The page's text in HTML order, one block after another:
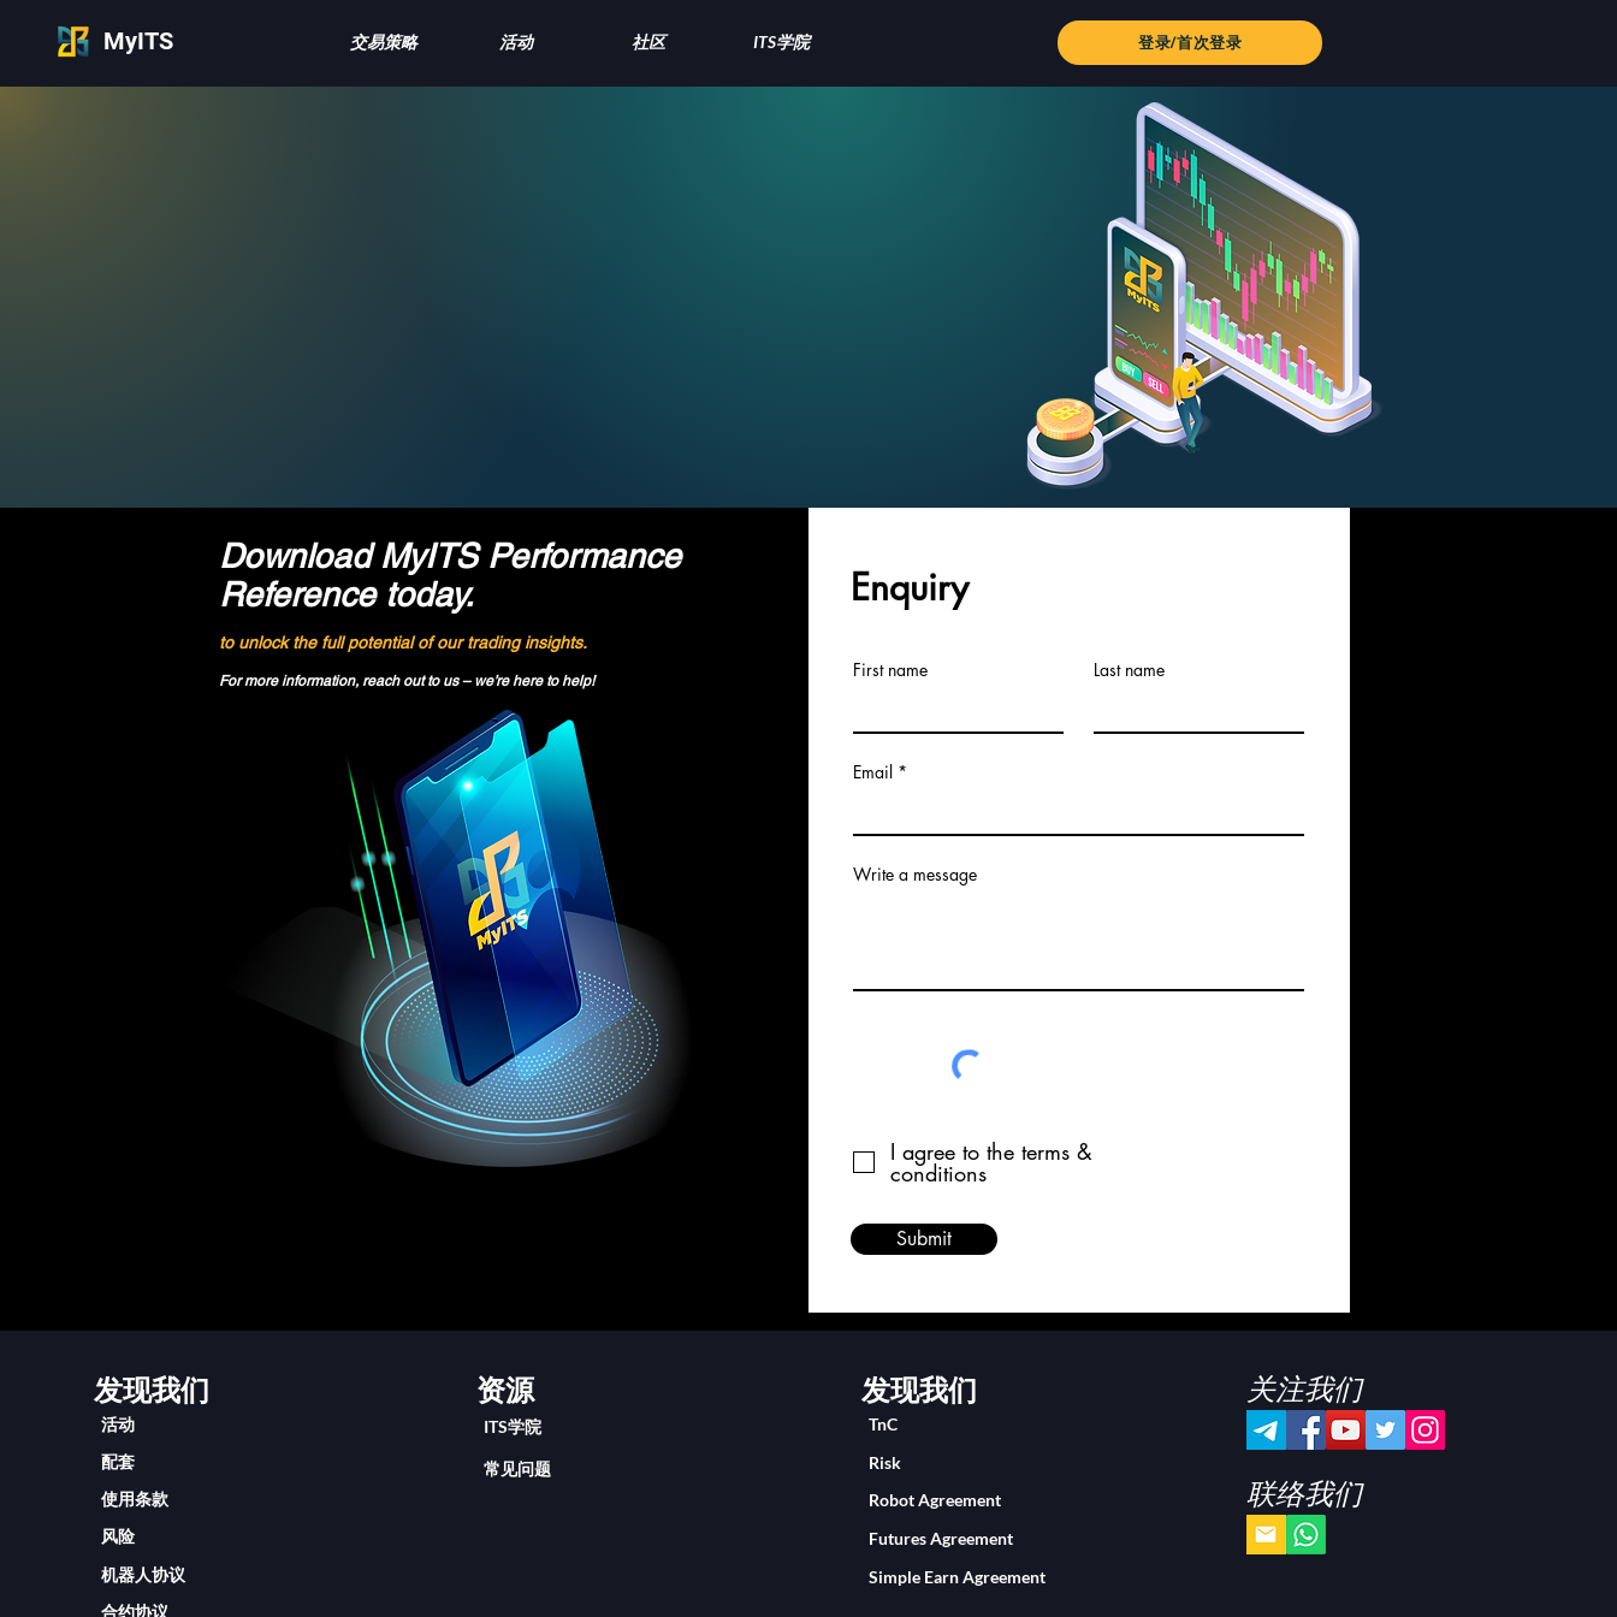
MyITS 交易策略 活动 社区 ITS学院 登录/首次登录
Download MyITS Performance
Reference today.
to unlock the full potential of our trading insights.
For more information, reach out to us – we’re here to help!
Enquiry
First name Last name
Email
Write a message
I agree to the terms &
conditions
Submit
发现我们
活动
配套
使用条款
风险
机器人协议
合约协议
资源
ITS学院
常见问题
发现我们
TnC
Risk
Robot Agreement
Futures Agreement
Simple Earn Agreement
关注我们
联络我们